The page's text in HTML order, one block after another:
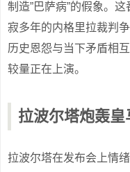
制造”巴萨病”的假象。
寂多年的内格里拉裁判
历史恩怨与当下矛盾相
较量正在上演。
拉波尔塔炮轰皇
拉波尔塔在发布会上情